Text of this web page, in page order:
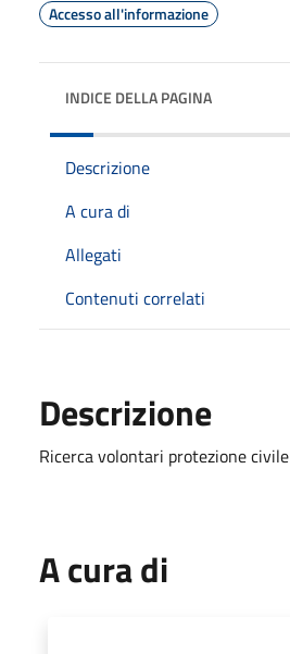
Accesso all'informazione
INDICE DELLA PAGINA
Descrizione
A cura di
Allegati
Contenuti correlati
Descrizione
Ricerca volontari protezione civile
A cura di